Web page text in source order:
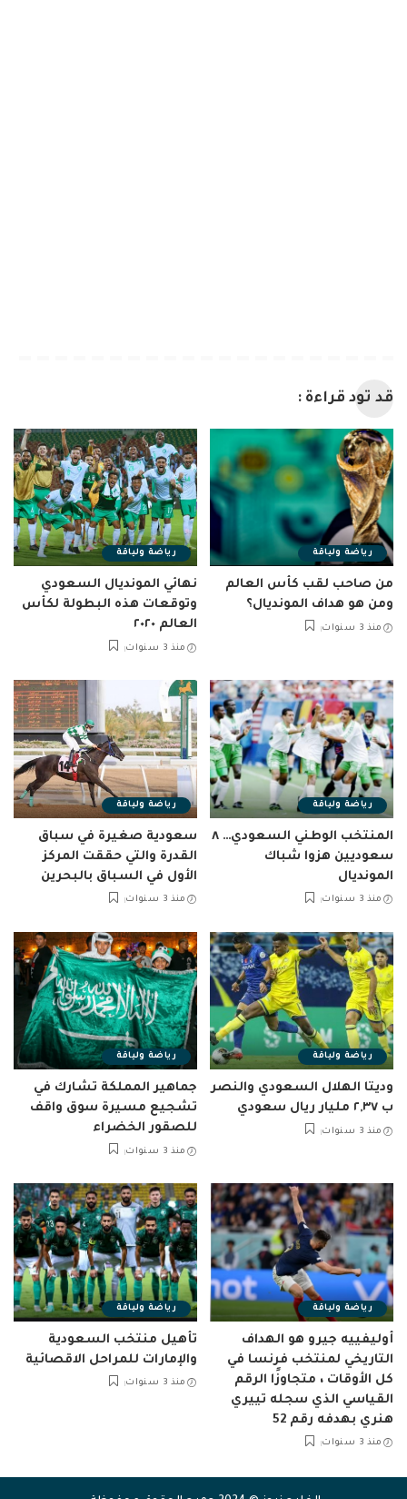
قد تود قراءة :
رياضة ولياقة
من صاحب لقب كأس العالم
ومن هو هداف المونديال؟
منذ 3 سنوات
رياضة ولياقة
نهائي المونديال السعودي
وتوقعات هذه البطولة لكأس
العالم ٢٠٢٠
منذ 3 سنوات
رياضة ولياقة
المنتخب الوطني السعودي… ٨
سعوديين هزوا شباك
المونديال
منذ 3 سنوات
رياضة ولياقة
سعودية صغيرة في سباق
القدرة والتي حققت المركز
الأول في السباق بالبحرين
منذ 3 سنوات
رياضة ولياقة
وديتا الهلال السعودي والنصر
ب ٢,٣٧ مليار ريال سعودي
منذ 3 سنوات
رياضة ولياقة
جماهير المملكة تشارك في
تشجيع مسيرة سوق واقف
للصقور الخضراء
منذ 3 سنوات
رياضة ولياقة
أوليفييه جيرو هو الهداف
التاريخي لمنتخب فرنسا في
كل الأوقات ، متجاوزًا الرقم
القياسي الذي سجله تييري
هنري بهدفه رقم 52
منذ 3 سنوات
رياضة ولياقة
تأهيل منتخب السعودية
والإمارات للمراحل الاقصائية
منذ 3 سنوات